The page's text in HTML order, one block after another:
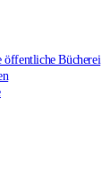
öffentliche Bücherei